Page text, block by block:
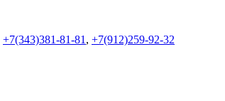
+7(343)381-81-81 , +7(912)259-92-32